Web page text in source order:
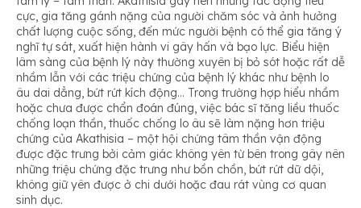
cực, gia tăng gánh nặng của người chăm sóc và ảnh hưởng
chất lượng cuộc sống, đến mức người bệnh có thể gia tăng ý
nghĩ tự sát, xuất hiện hành vi gây hấn và bạo lực. Biểu hiện
lâm sàng của bệnh lý này thường xuyên bị bỏ sót hoặc rất dễ
nhầm lẫn với các triệu chứng của bệnh lý khác như bệnh lo
âu dai dẳng, bứt rứt kích động… Trong trường hợp hiểu nhầm
hoặc chưa được chẩn đoán đúng, việc bác sĩ tăng liều thuốc
chống loạn thần, thuốc chống lo âu sẽ làm nặng hơn triệu
chứng của Akathisia – một hội chứng tâm thần vận động
được đặc trưng bởi cảm giác không yên từ bên trong gây nên
những triệu chứng đặc trưng như bồn chồn, bứt rứt dữ dội,
không giữ yên được ở chi dưới hoặc đau rát vùng cơ quan
sinh dục.